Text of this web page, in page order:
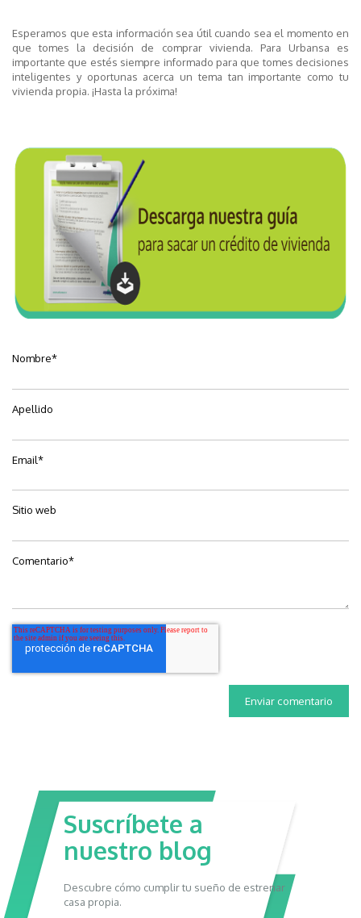
Esperamos que esta información sea útil cuando sea el momento en
que tomes la decisión de comprar vivienda. Para Urbansa es
importante que estés siempre informado para que tomes decisiones
inteligentes y oportunas acerca un tema tan importante como tu
vivienda propia. ¡Hasta la próxima!
Nombre*
Apellido
Email*
Sitio web
Comentario*
Suscríbete a
nuestro blog
Descubre cómo cumplir tu sueño de estrenar
casa propia.